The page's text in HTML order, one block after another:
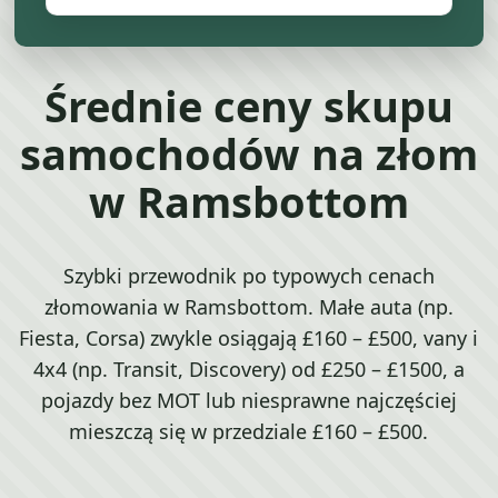
Średnie ceny skupu
samochodów na złom
w Ramsbottom
Szybki przewodnik po typowych cenach
złomowania w Ramsbottom. Małe auta (np.
Fiesta, Corsa) zwykle osiągają £160 – £500, vany i
4x4 (np. Transit, Discovery) od £250 – £1500, a
pojazdy bez MOT lub niesprawne najczęściej
mieszczą się w przedziale £160 – £500.